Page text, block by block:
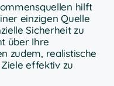
hilft
einzigen Quelle
Sicherheit zu
über Ihre
zudem, realistische
effektiv zu